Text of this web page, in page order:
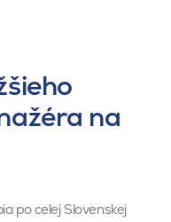
na
po celej Slovenskej